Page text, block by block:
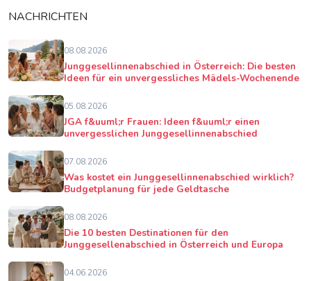
NACHRICHTEN
08.08.2026
Junggesellinnenabschied in Österreich: Die besten
Ideen für ein unvergessliches Mädels-Wochenende
05.08.2026
JGA f&uuml;r Frauen: Ideen f&uuml;r einen
unvergesslichen Junggesellinnenabschied
07.08.2026
Was kostet ein Junggesellinnenabschied wirklich?
Budgetplanung für jede Geldtasche
08.08.2026
Die 10 besten Destinationen für den
Junggesellenabschied in Österreich und Europa
04.06.2026